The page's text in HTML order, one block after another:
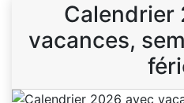
Calendrier
vacances,